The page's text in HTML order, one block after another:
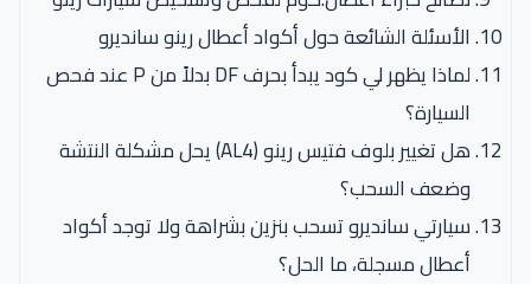
الأسئلة الشائعة حول أكواد أعطال رينو سانديرو
لماذا يظهر لي كود يبدأ بحرف DF بدلاً من P عند فحص
السيارة؟
هل تغيير بلوف فتيس رينو (AL4) يحل مشكلة النتشة
وضعف السحب؟
سيارتي سانديرو تسحب بنزين بشراهة ولا توجد أكواد
أعطال مسجلة، ما الحل؟